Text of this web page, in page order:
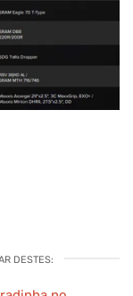
DESTES: